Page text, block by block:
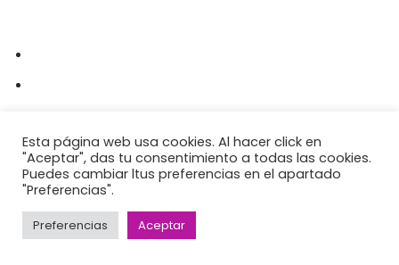
ComunicaTech es una consultora que pone la
tecnología al servicio de la comunicación. Ofrecemos
asesorías de comunicación y formación personalizada.
Esta página web usa cookies. Al hacer click en
"Aceptar", das tu consentimiento a todas las cookies.
Puedes cambiar ltus preferencias en el apartado
"Preferencias".
Preferencias Aceptar